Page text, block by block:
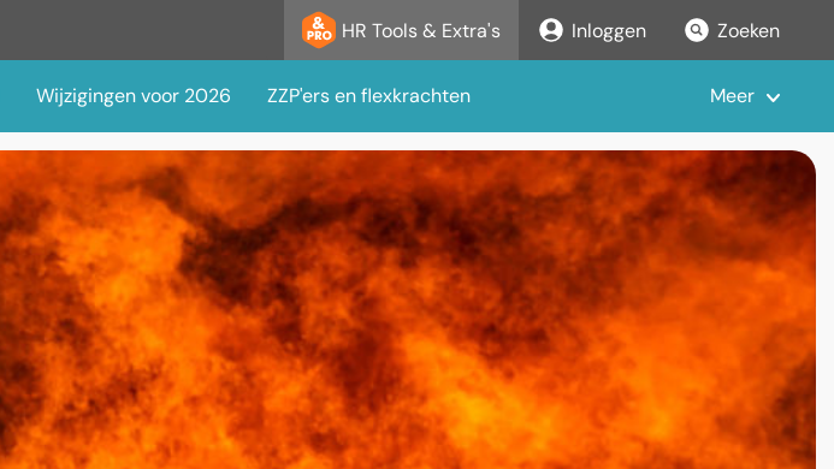
HR Tools & Extra's Inloggen Zoeken
Wijzigingen voor 2026 ZZP'ers en flexkrachten Meer